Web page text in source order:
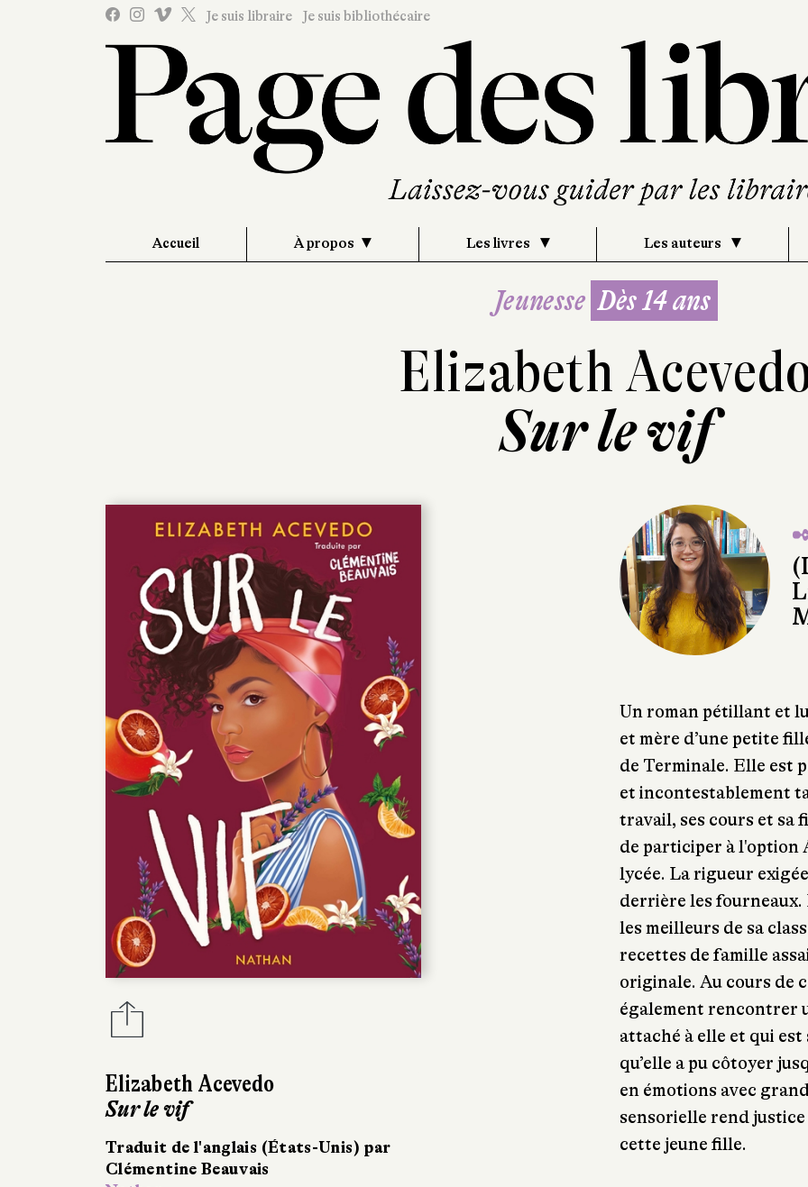
Je suis libraire Je suis bibliothécaire
Accueil À propos Les livres Les auteurs
Jeunesse Dès 14 ans
Elizabeth
Sur le vif
Elizabeth Acevedo
Sur le vif
Traduit de l'anglais (États-Unis) par
Clémentine Beauvais
Un roman pétillant et
et mère d’une petite
de Terminale. Elle est
et incontestablement
travail, ses cours et sa
de participer à l'option
lycée. La rigueur
derrière les fourneaux.
les meilleurs de sa
recettes de famille
originale. Au cours de
également rencontrer
attaché à elle et qui
qu’elle a pu côtoyer
en émotions avec
sensorielle rend
cette jeune fille.